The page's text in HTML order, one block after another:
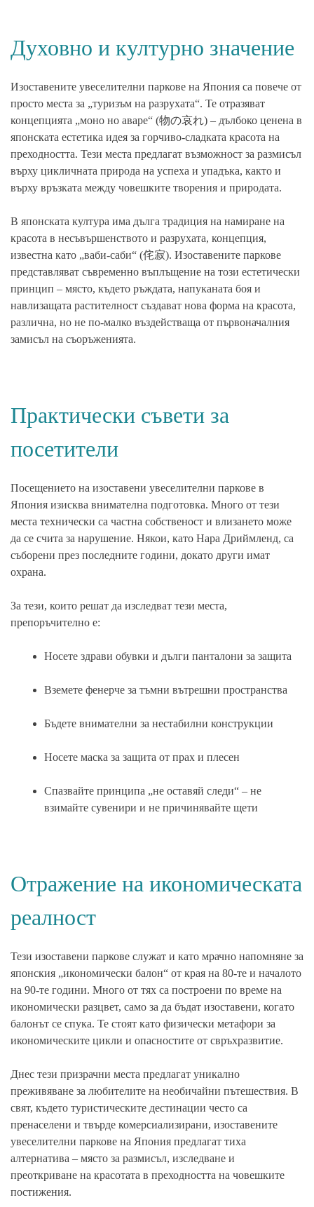
Духовно и културно значение
Изоставените увеселителни паркове на Япония са повече от
просто места за „туризъм на разрухата“. Те отразяват
концепцията „моно но аваре“ (物の哀れ) – дълбоко ценена в
японската естетика идея за горчиво-сладката красота на
преходността. Тези места предлагат възможност за размисъл
върху цикличната природа на успеха и упадъка, както и
върху връзката между човешките творения и природата.
В японската култура има дълга традиция на намиране на
красота в несъвършенството и разрухата, концепция,
известна като „ваби-саби“ (侘寂). Изоставените паркове
представляват съвременно въплъщение на този естетически
принцип – място, където ръждата, напуканата боя и
навлизащата растителност създават нова форма на красота,
различна, но не по-малко въздействаща от първоначалния
замисъл на съоръженията.
Практически съвети за
посетители
Посещението на изоставени увеселителни паркове в
Япония изисква внимателна подготовка. Много от тези
места технически са частна собственост и влизането може
да се счита за нарушение. Някои, като Нара Дриймленд, са
съборени през последните години, докато други имат
охрана.
За тези, които решат да изследват тези места,
препоръчително е:
Носете здрави обувки и дълги панталони за защита
Вземете фенерче за тъмни вътрешни пространства
Бъдете внимателни за нестабилни конструкции
Носете маска за защита от прах и плесен
Спазвайте принципа „не оставяй следи“ – не
взимайте сувенири и не причинявайте щети
Отражение на икономическата
реалност
Тези изоставени паркове служат и като мрачно напомняне за
японския „икономически балон“ от края на 80-те и началото
на 90-те години. Много от тях са построени по време на
икономически разцвет, само за да бъдат изоставени, когато
балонът се спука. Те стоят като физически метафори за
икономическите цикли и опасностите от свръхразвитие.
Днес тези призрачни места предлагат уникално
преживяване за любителите на необичайни пътешествия. В
свят, където туристическите дестинации често са
пренаселени и твърде комерсиализирани, изоставените
увеселителни паркове на Япония предлагат тиха
алтернатива – място за размисъл, изследване и
преоткриване на красотата в преходността на човешките
постижения.